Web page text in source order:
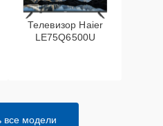
Телевизор Haier
LE75Q6500U
все модели